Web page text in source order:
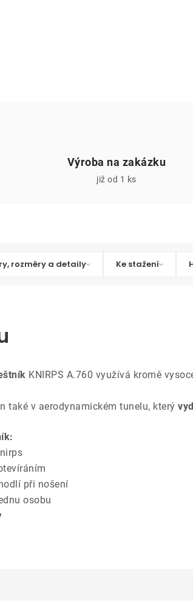
Výroba na zakázku
již od 1 ks
rozměry a detaily Ke stažení
KNIRPS A.760 využívá kromě
také v aerodynamickém tunelu, který
při nošení
osobu